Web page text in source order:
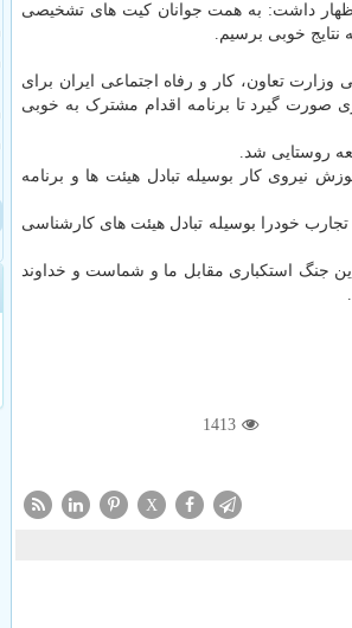
اظهار داشت: به همت جوانان کیت های تشخیصی
نتایج خوبی برسیم.
وزارت تعاون، کار و رفاه اجتماعی ایران برای
صورت گیرد تا برنامه اقدام مشترک به خوبی
روستایی شد.
نیروی کار بوسیله تبادل هیئت ها و برنامه
تجارب خودرا بوسیله تبادل هیئت های کارشناسی
جنگ استکباری مقابل ما و شماست و خداوند
1413
X